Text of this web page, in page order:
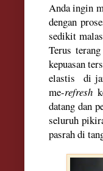
Anda ingin
dengan
sedikit
Terus
kepuasan
elastis di
me-refresh
datang dan
seluruh
pasrah di